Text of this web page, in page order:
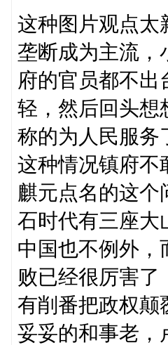
这种图片观点太
垄断成为主流，
府的官员都不
轻，然后回头想
称的为人民服务
这种情况镇府不
麒元点名的这个
石时代有三座大
中国也不例外，
败已经很厉害
有削番把政权颠
妥妥的和事老，